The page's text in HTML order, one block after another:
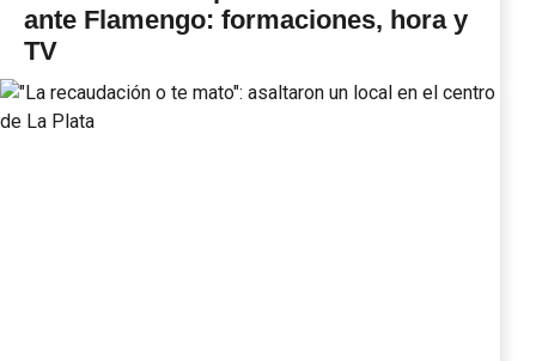
ante Flamengo: formaciones, hora y
TV